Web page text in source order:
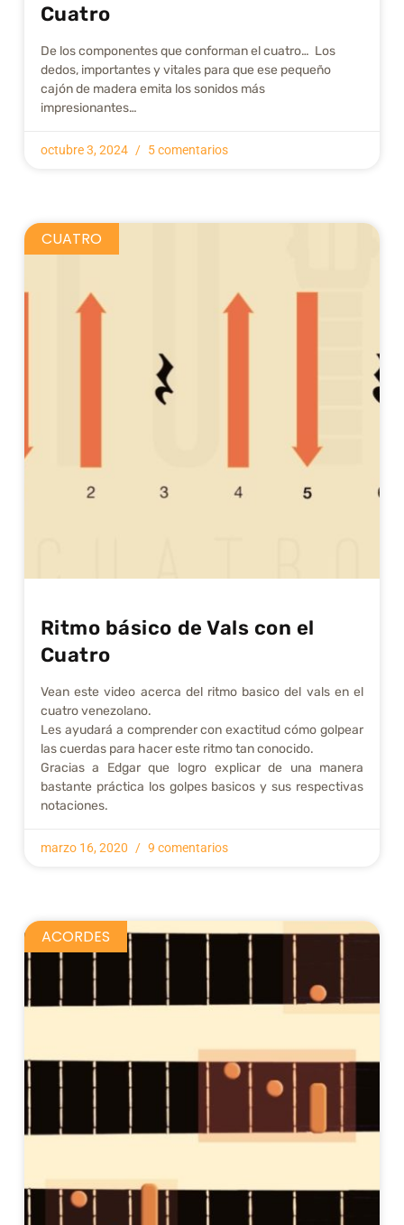
Cuatro
De los componentes que conforman el cuatro… Los
dedos, importantes y vitales para que ese pequeño
cajón de madera emita los sonidos más
impresionantes…
octubre 3, 2024 5 comentarios
CUATRO
Ritmo básico de Vals con el
Cuatro
Vean este video acerca del ritmo basico del vals en el
cuatro venezolano.
Les ayudará a comprender con exactitud cómo golpear
las cuerdas para hacer este ritmo tan conocido.
Gracias a Edgar que logro explicar de una manera
bastante práctica los golpes basicos y sus respectivas
notaciones.
marzo 16, 2020 9 comentarios
ACORDES